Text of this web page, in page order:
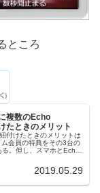
ところ
複数のEcho
たときのメリット
付けたときのメリットは
会員の特典をその3台の
。但し、スマホとEcho
2019.05.29